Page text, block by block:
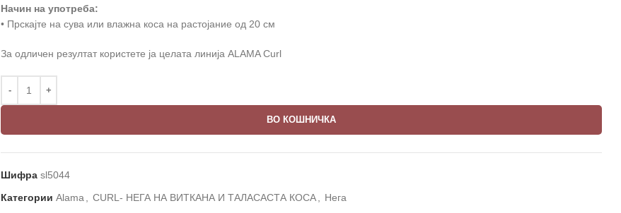
Начин на употреба:
• Прскајте на сува или влажна коса на растојание од 20 см
За одличен резултат користете ја целата линија ALAMA Curl
ВО КОШНИЧКА
Шифра sl5044
Категории Alama CURL- НЕГА НА ВИТКАНА И ТАЛАСАСТА КОСА
Нега